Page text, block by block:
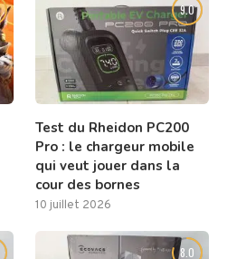
9.0
Test du Rheidon PC200
Pro : le chargeur mobile
qui veut jouer dans la
cour des bornes
10 juillet 2026
8.0